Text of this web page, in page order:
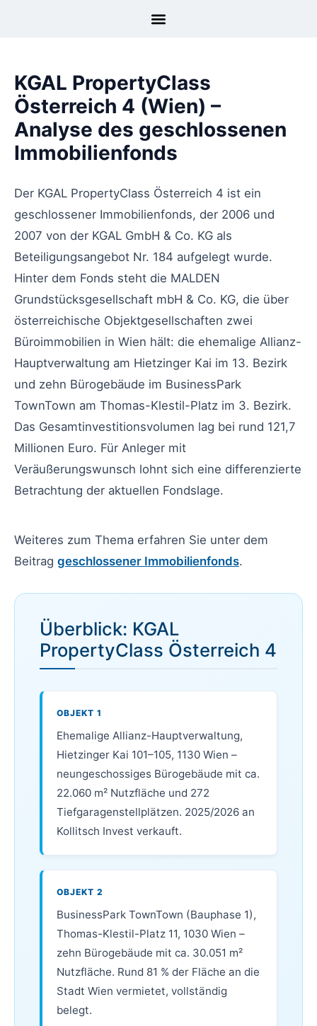
KGAL PropertyClass
Österreich 4 (Wien) –
Analyse des geschlossenen
Immobilienfonds
Der KGAL PropertyClass Österreich 4 ist ein
geschlossener Immobilienfonds, der 2006 und
2007 von der KGAL GmbH & Co. KG als
Beteiligungsangebot Nr. 184 aufgelegt wurde.
Hinter dem Fonds steht die MALDEN
Grundstücksgesellschaft mbH & Co. KG, die über
österreichische Objektgesellschaften zwei
Büroimmobilien in Wien hält: die ehemalige Allianz-
Hauptverwaltung am Hietzinger Kai im 13. Bezirk
und zehn Bürogebäude im BusinessPark
TownTown am Thomas-Klestil-Platz im 3. Bezirk.
Das Gesamtinvestitionsvolumen lag bei rund 121,7
Millionen Euro. Für Anleger mit
Veräußerungswunsch lohnt sich eine differenzierte
Betrachtung der aktuellen Fondslage.
Weiteres zum Thema erfahren Sie unter dem
Beitrag geschlossener Immobilienfonds.
Überblick: KGAL
PropertyClass Österreich 4
OBJEKT 1
Ehemalige Allianz-Hauptverwaltung,
Hietzinger Kai 101–105, 1130 Wien –
neungeschossiges Bürogebäude mit ca.
22.060 m² Nutzfläche und 272
Tiefgaragenstellplätzen. 2025/2026 an
Kollitsch Invest verkauft.
OBJEKT 2
BusinessPark TownTown (Bauphase 1),
Thomas-Klestil-Platz 11, 1030 Wien –
zehn Bürogebäude mit ca. 30.051 m²
Nutzfläche. Rund 81 % der Fläche an die
Stadt Wien vermietet, vollständig
belegt.